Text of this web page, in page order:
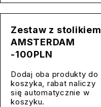
Zestaw z stolikiem
AMSTERDAM
-100PLN
Dodaj oba produkty do
koszyka, rabat naliczy
się automatycznie w
koszyku.